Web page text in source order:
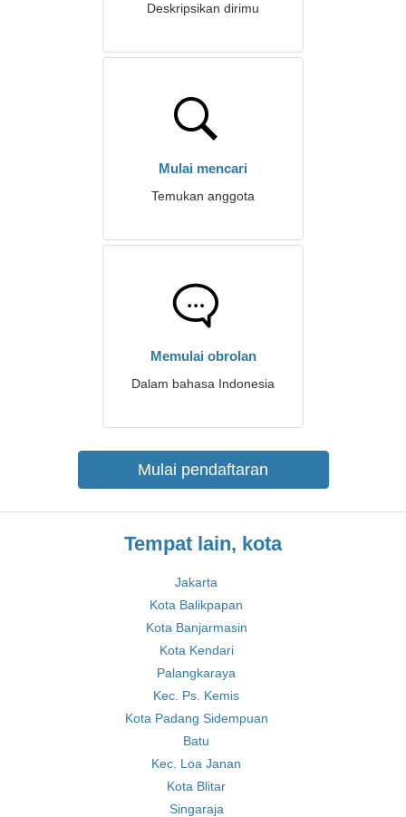
Deskripsikan dirimu
Mulai mencari
Temukan anggota
Memulai obrolan
Dalam bahasa Indonesia
Mulai pendaftaran
Tempat lain, kota
Jakarta
Kota Balikpapan
Kota Banjarmasin
Kota Kendari
Palangkaraya
Kec. Ps. Kemis
Kota Padang Sidempuan
Batu
Kec. Loa Janan
Kota Blitar
Singaraja